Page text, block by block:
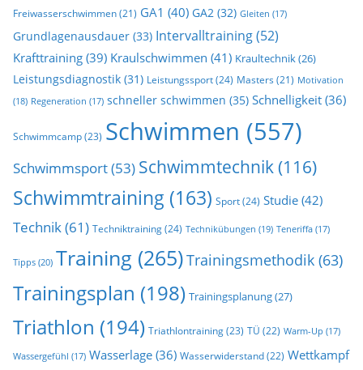
Freiwasserschwimmen (21) GA1 (40) GA2 (32) Gleiten (17)
Grundlagenausdauer (33) Intervalltraining(52)
Krafttraining (39) Kraulschwimmen (41) Kraultechnik(26)
Leistungsdiagnostik (31) Leistungssport(24) Masters (21) Motivation
(18) Regeneration (17) schneller schwimmen (35) Schnelligkeit (36)
Schwimmcamp(23) Schwimmen (557)
Schwimmsport(53) Schwimmtechnik(116)
Schwimmtraining (163) Sport(24) Studie (42)
Technik(61) Techniktraining(24) Technikübungen (19) Teneriffa (17)
Tipps (20) Training (265)Trainingsmethodik (63)
Trainingsplan (198) Trainingsplanung(27)
Triathlon (194) Triathlontraining(23) TÜ (22) Warm-Up (17)
Wassergefühl (17) Wasserlage (36) Wasserwiderstand(22) Wettkampf